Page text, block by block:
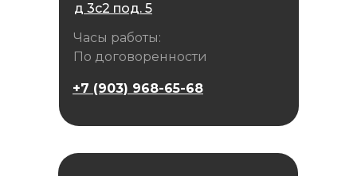
д 3с2 под. 5
Часы работы:
По договоренности
+7 (903) 968-65-68